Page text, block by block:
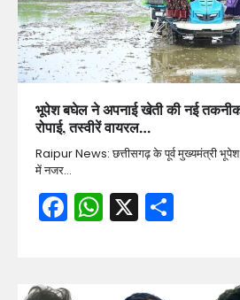
भूपेश बघेल ने अपनाई खेती की नई
रोपाई, तस्वीरें वायरल…
Raipur News: छत्तीसगढ़ के पूर्व मुख्यमंत्री
में नजर…
Facebook
WhatsApp
X